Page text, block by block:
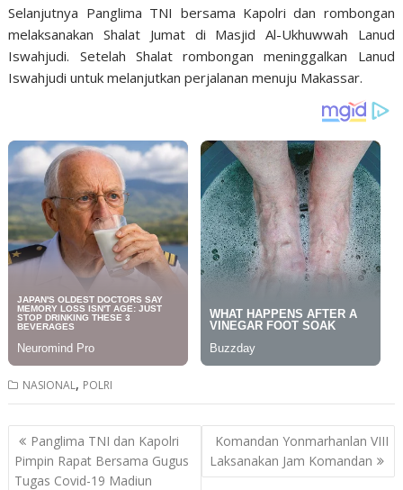
Selanjutnya Panglima TNI bersama Kapolri dan rombongan
melaksanakan Shalat Jumat di Masjid Al-Ukhuwwah Lanud
Iswahjudi. Setelah Shalat rombongan meninggalkan Lanud
Iswahjudi untuk melanjutkan perjalanan menuju Makassar.
NASIONAL, POLRI
Post
navigation
Panglima TNI dan Kapolri
Pimpin Rapat Bersama Gugus
Tugas Covid-19 Madiun
Komandan Yonmarhanlan VIII
Laksanakan Jam Komandan